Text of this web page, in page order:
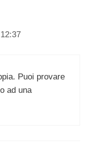
Puoi provare
ad una